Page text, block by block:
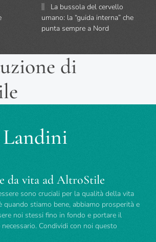
La bussola del cervello
umano: la “guida interna” che
punta sempre a Nord
di
da vita ad AltroStile
sono cruciali per la qualità della vita
quando stiamo bene, abbiamo prosperità e
noi stessi fino in fondo e portare il
Condividi con noi questo